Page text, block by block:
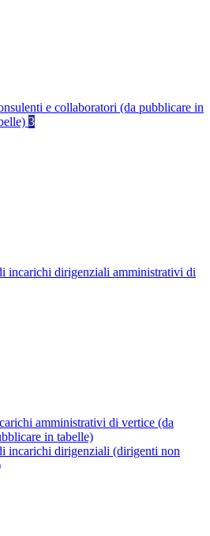
e collaboratori (da pubblicare in
3
incarichi dirigenziali amministrativi di
amministrativi di vertice (da
in tabelle)
incarichi dirigenziali (dirigenti non